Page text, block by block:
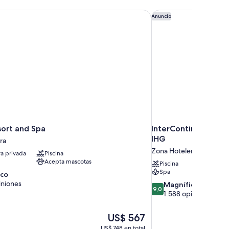
and Spa
privada
Piscina
Acepta mascotas
El
precio
US$ 567
and Spa Anuncio
InterContinental
IHG
Zona Hotelera
Piscina
Spa
9.0
de
9,0 Magnífico
1.588 opiniones
InterContinental